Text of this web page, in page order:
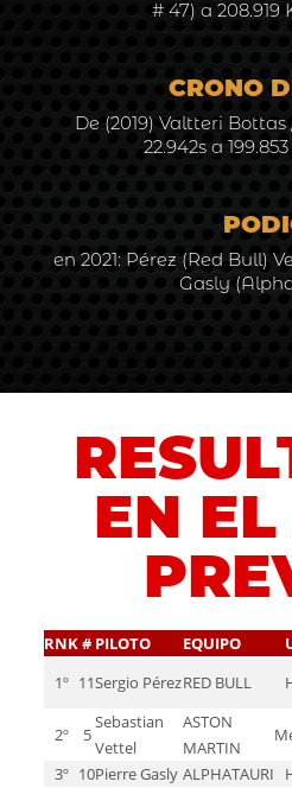
# 47) a 208.919
CRONO
De (2019) Valtteri Bottas
22.942s a
en 2021: Pérez (Red Bull)
Gasly
EN
RNK#PILOTO EQUIPO
1º 11Sergio PérezRED BULL
2º 5
Sebastian
Vettel
ASTON
MARTIN
3º 10Pierre Gasly ALPHATAURI